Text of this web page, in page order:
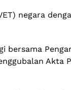
negara
bersama
Akta